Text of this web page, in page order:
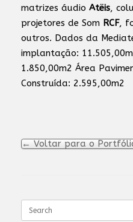
matrizes áudio Atëis,
projetores de Som RCF,
outros. Dados da
implantação:
1.850,00m2 Área
Construída: 2.595,00m2
← Voltar para o
for: